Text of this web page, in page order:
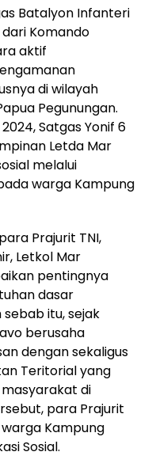
Batalyon Infanteri
Komando
aktif
di wilayah
Pegunungan.
Satgas Yonif 6
Letda Mar
melalui
warga Kampung
Prajurit TNI,
Letkol Mar
pentingnya
dasar
itu, sejak
berusaha
dengan sekaligus
Teritorial yang
di
para Prajurit
Kampung
Sosial.